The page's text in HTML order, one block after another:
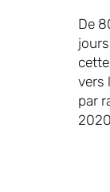
De
vers
par